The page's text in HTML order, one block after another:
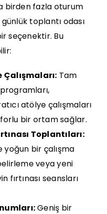
birden fazla oturum
toplantı odası
seçenektir. Bu
Tam
atölye çalışmaları
bir ortam sağlar.
Toplantıları:
yoğun bir çalışma
veya yeni
fırtınası seansları
Geniş bir